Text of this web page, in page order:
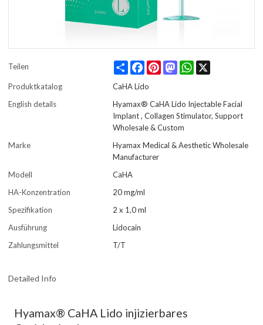
Teilen Share FacebookPinterestMastodonWhatsApp
Produktkatalog
CaHA Lido
English details
Hyamax® CaHA Lido Injectable Facial
Implant , Collagen Stimulator, Support
Wholesale & Custom
Marke
Hyamax Medical & Aesthetic Wholesale
Manufacturer
Modell
CaHA
HA-Konzentration
20 mg/ml
Spezifikation
2 x 1,0 ml
Ausführung
Lidocain
Zahlungsmittel
T/T
Detailed Info
Hyamax® CaHA Lido injizierbares